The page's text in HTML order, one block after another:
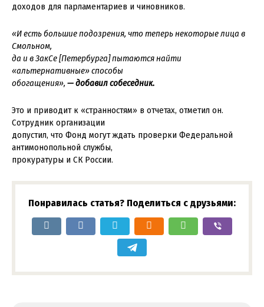
доходов для парламентариев и чиновников.
«И есть большие подозрения, что теперь некоторые лица в
Смольном,
да и в ЗакСе [Петербурга] пытаются найти
«альтернативные» способы
обогащения», — добавил собеседник.
Это и приводит к «странностям» в отчетах, отметил он.
Сотрудник организации
допустил, что Фонд могут ждать проверки Федеральной
антимонопольной службы,
прокуратуры и СК России.
Понравилась статья? Поделиться с друзьями: